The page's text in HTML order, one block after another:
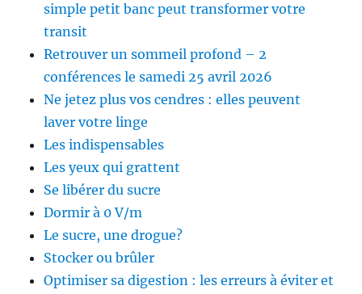
simple petit banc peut transformer votre
transit
Retrouver un sommeil profond – 2
conférences le samedi 25 avril 2026
Ne jetez plus vos cendres : elles peuvent
laver votre linge
Les indispensables
Les yeux qui grattent
Se libérer du sucre
Dormir à 0 V/m
Le sucre, une drogue?
Stocker ou brûler
Optimiser sa digestion : les erreurs à éviter et